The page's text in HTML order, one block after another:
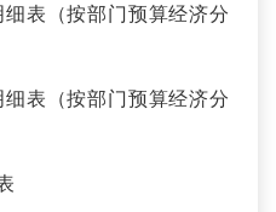
表（按部门预算经济分
表（按部门预算经济分